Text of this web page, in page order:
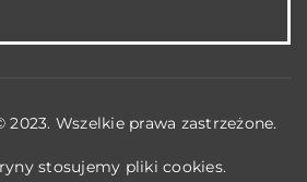
Wszelkie prawa zastrzeżone.
stosujemy pliki cookies.